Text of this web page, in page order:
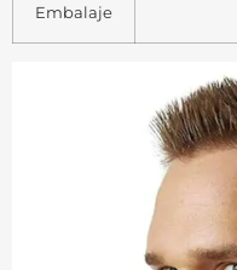
Embalaje